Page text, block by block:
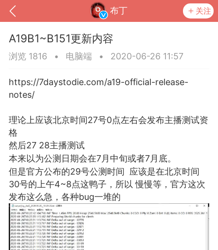
布丁 关注
我的钱包 道具 排行榜
MOD下载 攻略教程 联机招募
大人
Lv.8
A19B1~B151更新内容
浏览 1816 • 电脑端 • 2020-06-26 11:57
https://7daystodie.com/a19-official-release-
notes/
理论上应该北京时间27号0点左右会发布主播测试资
格
然后27 28主播测试
本来以为公测日期会在7月中旬或者7月底。
但是官方公布的29号公测时间 应该是在北京时间
30号的上午4~8点这鸭子，所以 慢慢等，官方这次
发布这么急，各种bug一堆的